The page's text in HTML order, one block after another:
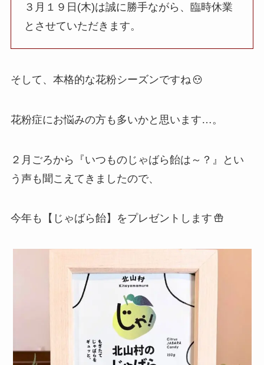
３月１９日(木)は誠に勝手ながら、臨時休業
とさせていただきます。
そして、本格的な花粉シーズンですね
花粉症にお悩みの方も多いかと思います…。
２月ごろから『いつものじゃばら飴は～？』とい
う声も聞こえてきましたので、
今年も【じゃばら飴】をプレゼントします